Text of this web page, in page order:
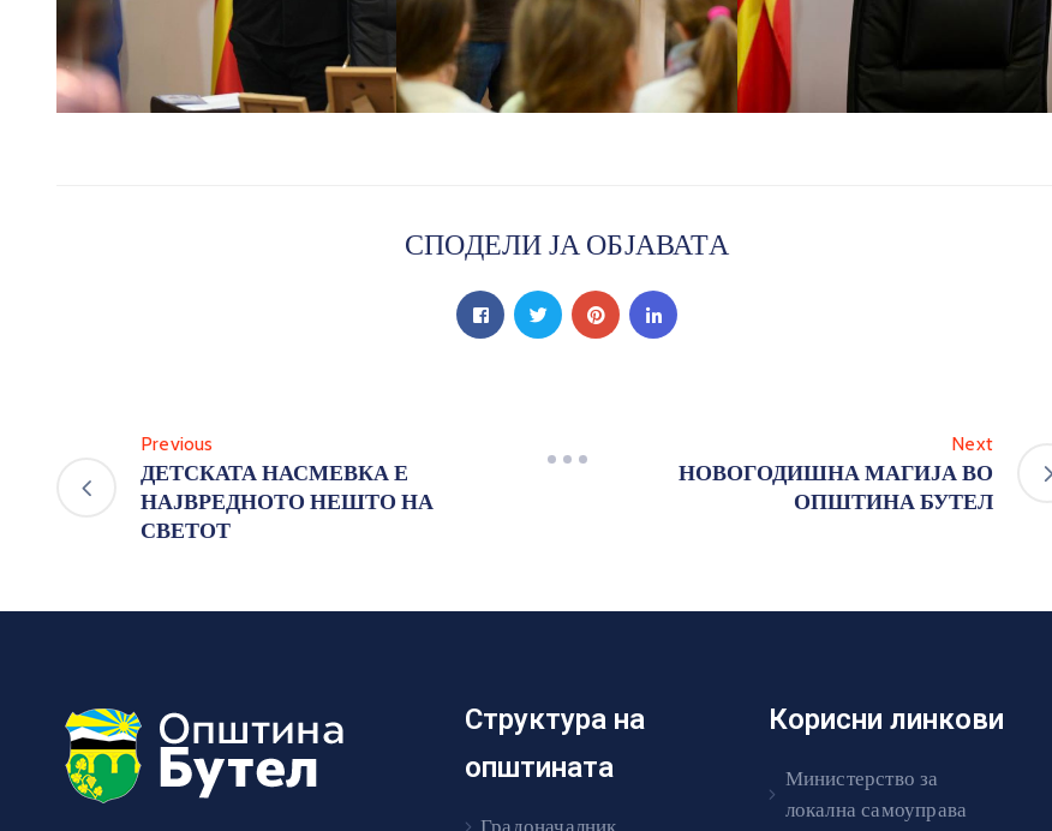
СПОДЕЛИ ЈА ОБЈАВАТА
Previous
ДЕТСКАТА НАСМЕВКА Е
НАЈВРЕДНОТО НЕШТО НА
СВЕТОТ
Next
НОВОГОДИШНА МАГИЈА ВО
ОПШТИНА БУТЕЛ
Структура на
општината
Корисни линкови
Министерство за
локална самоуправа